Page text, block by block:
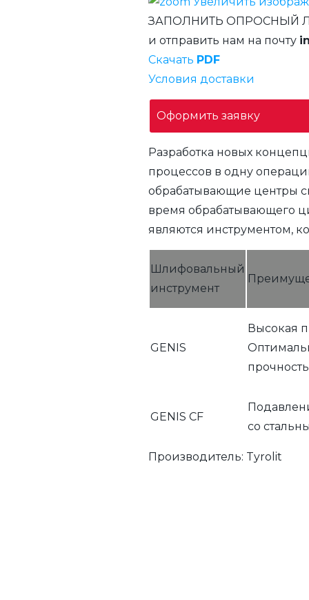
ЗАПОЛНИТЬ ОПРОСНЫЙ
и отправить нам на почту
Скачать PDF
Условия доставки
Оформить заявку
Разработка новых
процессов в одну
обрабатывающие центры
время обрабатывающего
являются инструментом,
Шлифовальный
инструмент
GENIS
Высокая
GENIS CF
со
Производитель: Tyrolit